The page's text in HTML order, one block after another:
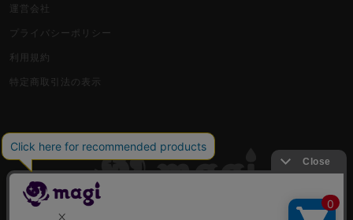
運営会社
プライバシーポリシー
利用規約
特定商取引法の表示